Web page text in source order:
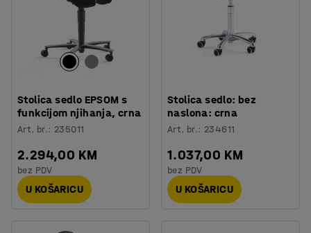
Stolica sedlo EPSOM s
funkcijom njihanja, crna
Art. br.: 235011
2.294,00 KM
bez PDV
U KOŠARICU
Stolica sedlo: bez
naslona: crna
Art. br.: 234611
1.037,00 KM
bez PDV
U KOŠARICU